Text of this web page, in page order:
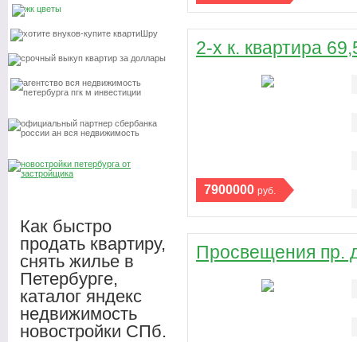
Как быстро
продать квартиру,
снять жилье в
Петербурге,
каталог яндекс
недвижимость
новостройки СПб.
2-х к. квартира
7900000 руб.
Просвещения пр.